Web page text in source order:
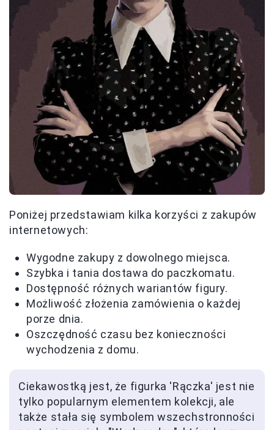
Poniżej przedstawiam kilka korzyści z zakupów
internetowych:
Wygodne zakupy z dowolnego miejsca.
Szybka i tania dostawa do paczkomatu.
Dostępność różnych wariantów figury.
Możliwość złożenia zamówienia o każdej
porze dnia.
Oszczędność czasu bez konieczności
wychodzenia z domu.
Ciekawostką jest, że figurka 'Rączka' jest nie
tylko popularnym elementem kolekcji, ale
także stała się symbolem wszechstronności